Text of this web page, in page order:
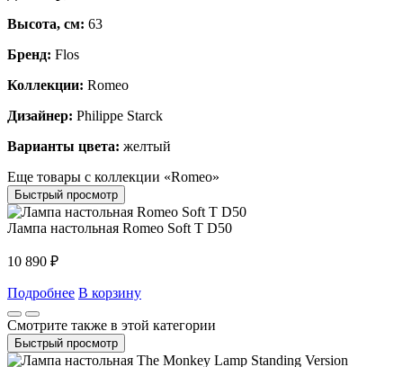
Высота, см: 63
Бренд: Flos
Коллекции: Romeo
Дизайнер: Philippe Starck
Варианты цвета: желтый
Еще товары с коллекции «Romeo»
Быстрый просмотр
Лампа настольная Romeo Soft T D50
10 890 ₽
Подробнее В корзину
Смотрите также в этой категории
Быстрый просмотр